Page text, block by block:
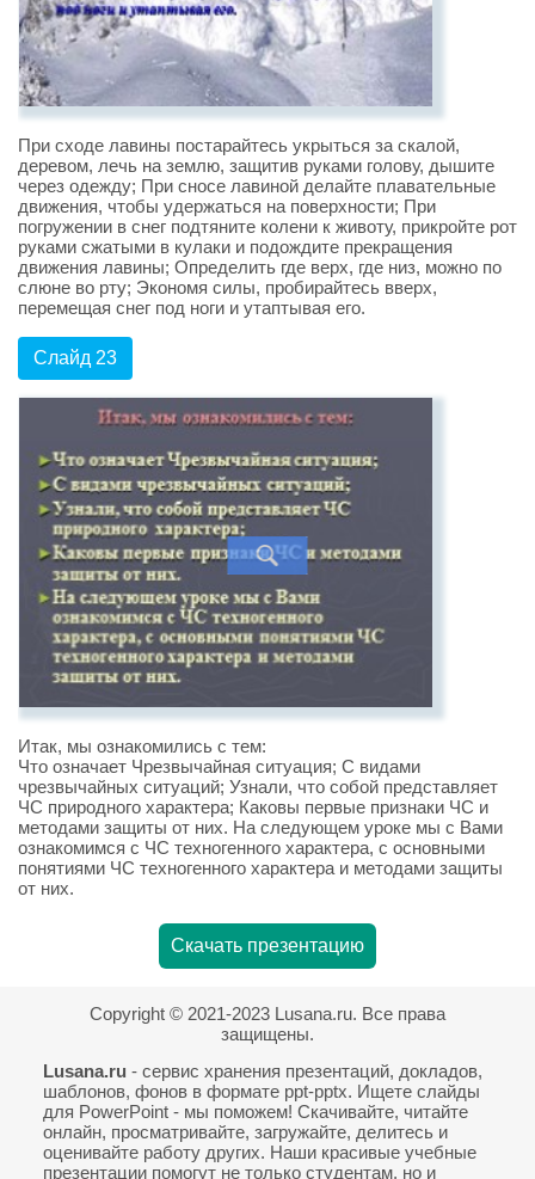
При сходе лавины постарайтесь укрыться за скалой,
деревом, лечь на землю, защитив руками голову, дышите
через одежду; При сносе лавиной делайте плавательные
движения, чтобы удержаться на поверхности; При
погружении в снег подтяните колени к животу, прикройте рот
руками сжатыми в кулаки и подождите прекращения
движения лавины; Определить где верх, где низ, можно по
слюне во рту; Экономя силы, пробирайтесь вверх,
перемещая снег под ноги и утаптывая его.
Слайд 23
Итак, мы ознакомились с тем:
Что означает Чрезвычайная ситуация; С видами
чрезвычайных ситуаций; Узнали, что собой представляет
ЧС природного характера; Каковы первые признаки ЧС и
методами защиты от них. На следующем уроке мы с Вами
ознакомимся с ЧС техногенного характера, с основными
понятиями ЧС техногенного характера и методами защиты
от них.
Скачать презентацию
Copyright © 2021-2023 Lusana.ru. Все права
защищены.
Lusana.ru - сервис хранения презентаций, докладов,
шаблонов, фонов в формате ppt-pptx. Ищете слайды
для PowerPoint - мы поможем! Скачивайте, читайте
онлайн, просматривайте, загружайте, делитесь и
оценивайте работу других. Наши красивые учебные
презентации помогут не только студентам, но и